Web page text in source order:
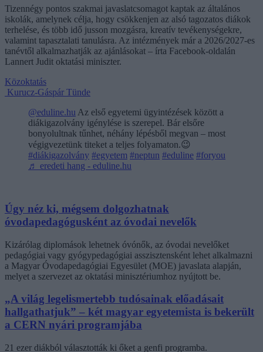
Tizennégy pontos szakmai javaslatcsomagot kaptak az általános
iskolák, amelynek célja, hogy csökkenjen az alsó tagozatos diákok
terhelése, és több idő jusson mozgásra, kreatív tevékenységekre,
valamint tapasztalati tanulásra. Az intézmények már a 2026/2027-es
tanévtől alkalmazhatják az ajánlásokat – írta Facebook-oldalán
Lannert Judit oktatási miniszter.
Közoktatás
Kurucz-Gáspár Tünde
@eduline.hu Az első egyetemi ügyintézések között a
diákigazolvány igénylése is szerepel. Bár elsőre
bonyolultnak tűnhet, néhány lépésből megvan – most
végigvezetünk titeket a teljes folyamaton.😉
#diákigazolvány #egyetem #neptun #eduline #foryou
♬ eredeti hang - eduline.hu
Úgy néz ki, mégsem dolgozhatnak
óvodapedagógusként az óvodai nevelők
Kizárólag diplomások lehetnek óvónők, az óvodai nevelőket
pedagógiai vagy gyógypedagógiai asszisztensként lehet alkalmazni
a Magyar Óvodapedagógiai Egyesület (MOE) javaslata alapján,
melyet a szervezet az oktatási minisztériumhoz nyújtott be.
„A világ legelismertebb tudósainak előadásait
hallgathatjuk” – két magyar egyetemista is bekerült
a CERN nyári programjába
21 ezer diákból választották ki őket a genfi programba.